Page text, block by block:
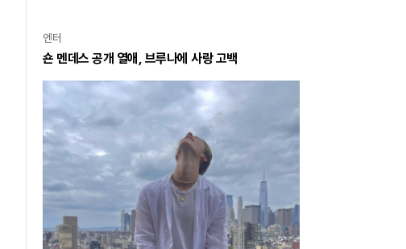
엔터
숀 멘데스 공개 열애, 브루나에 사랑 고백